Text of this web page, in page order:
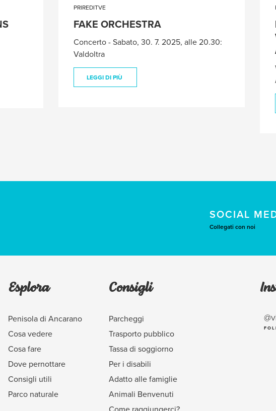
PRIREDITVE
FAKE ORCHESTRA
Concerto - Sabato, 30. 7. 2025, alle 20.30:
Valdoltra
LEGGI DI PIÙ
SOCIAL
Collegati con noi
Esplora
Penisola di Ancarano
Cosa vedere
Cosa fare
Dove pernottare
Consigli utili
Parco naturale
Consigli
Parcheggi
Trasporto pubblico
Tassa di soggiorno
Per i disabili
Adatto alle famiglie
Animali Benvenuti